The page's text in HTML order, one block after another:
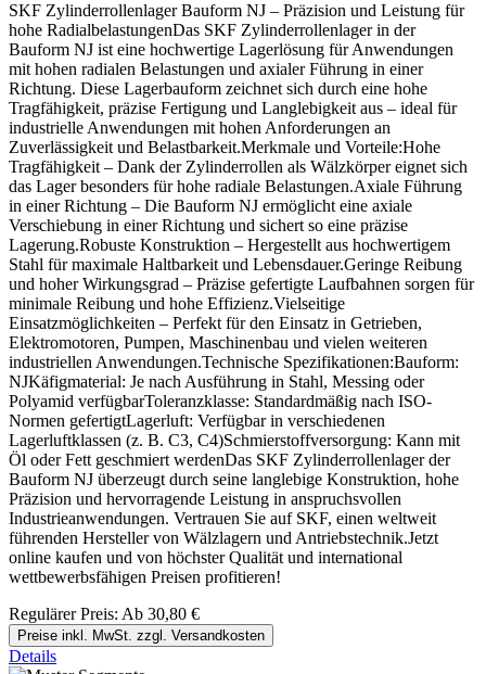
SKF Zylinderrollenlager Bauform NJ – Präzision und Leistung für
hohe RadialbelastungenDas SKF Zylinderrollenlager in der
Bauform NJ ist eine hochwertige Lagerlösung für Anwendungen
mit hohen radialen Belastungen und axialer Führung in einer
Richtung. Diese Lagerbauform zeichnet sich durch eine hohe
Tragfähigkeit, präzise Fertigung und Langlebigkeit aus – ideal für
industrielle Anwendungen mit hohen Anforderungen an
Zuverlässigkeit und Belastbarkeit.Merkmale und Vorteile:Hohe
Tragfähigkeit – Dank der Zylinderrollen als Wälzkörper eignet sich
das Lager besonders für hohe radiale Belastungen.Axiale Führung
in einer Richtung – Die Bauform NJ ermöglicht eine axiale
Verschiebung in einer Richtung und sichert so eine präzise
Lagerung.Robuste Konstruktion – Hergestellt aus hochwertigem
Stahl für maximale Haltbarkeit und Lebensdauer.Geringe Reibung
und hoher Wirkungsgrad – Präzise gefertigte Laufbahnen sorgen für
minimale Reibung und hohe Effizienz.Vielseitige
Einsatzmöglichkeiten – Perfekt für den Einsatz in Getrieben,
Elektromotoren, Pumpen, Maschinenbau und vielen weiteren
industriellen Anwendungen.Technische Spezifikationen:Bauform:
NJKäfigmaterial: Je nach Ausführung in Stahl, Messing oder
Polyamid verfügbarToleranzklasse: Standardmäßig nach ISO-
Normen gefertigtLagerluft: Verfügbar in verschiedenen
Lagerluftklassen (z. B. C3, C4)Schmierstoffversorgung: Kann mit
Öl oder Fett geschmiert werdenDas SKF Zylinderrollenlager der
Bauform NJ überzeugt durch seine langlebige Konstruktion, hohe
Präzision und hervorragende Leistung in anspruchsvollen
Industrieanwendungen. Vertrauen Sie auf SKF, einen weltweit
führenden Hersteller von Wälzlagern und Antriebstechnik.Jetzt
online kaufen und von höchster Qualität und international
wettbewerbsfähigen Preisen profitieren!
Regulärer Preis: Ab 30,80 €
Preise inkl. MwSt. zzgl. Versandkosten
Details